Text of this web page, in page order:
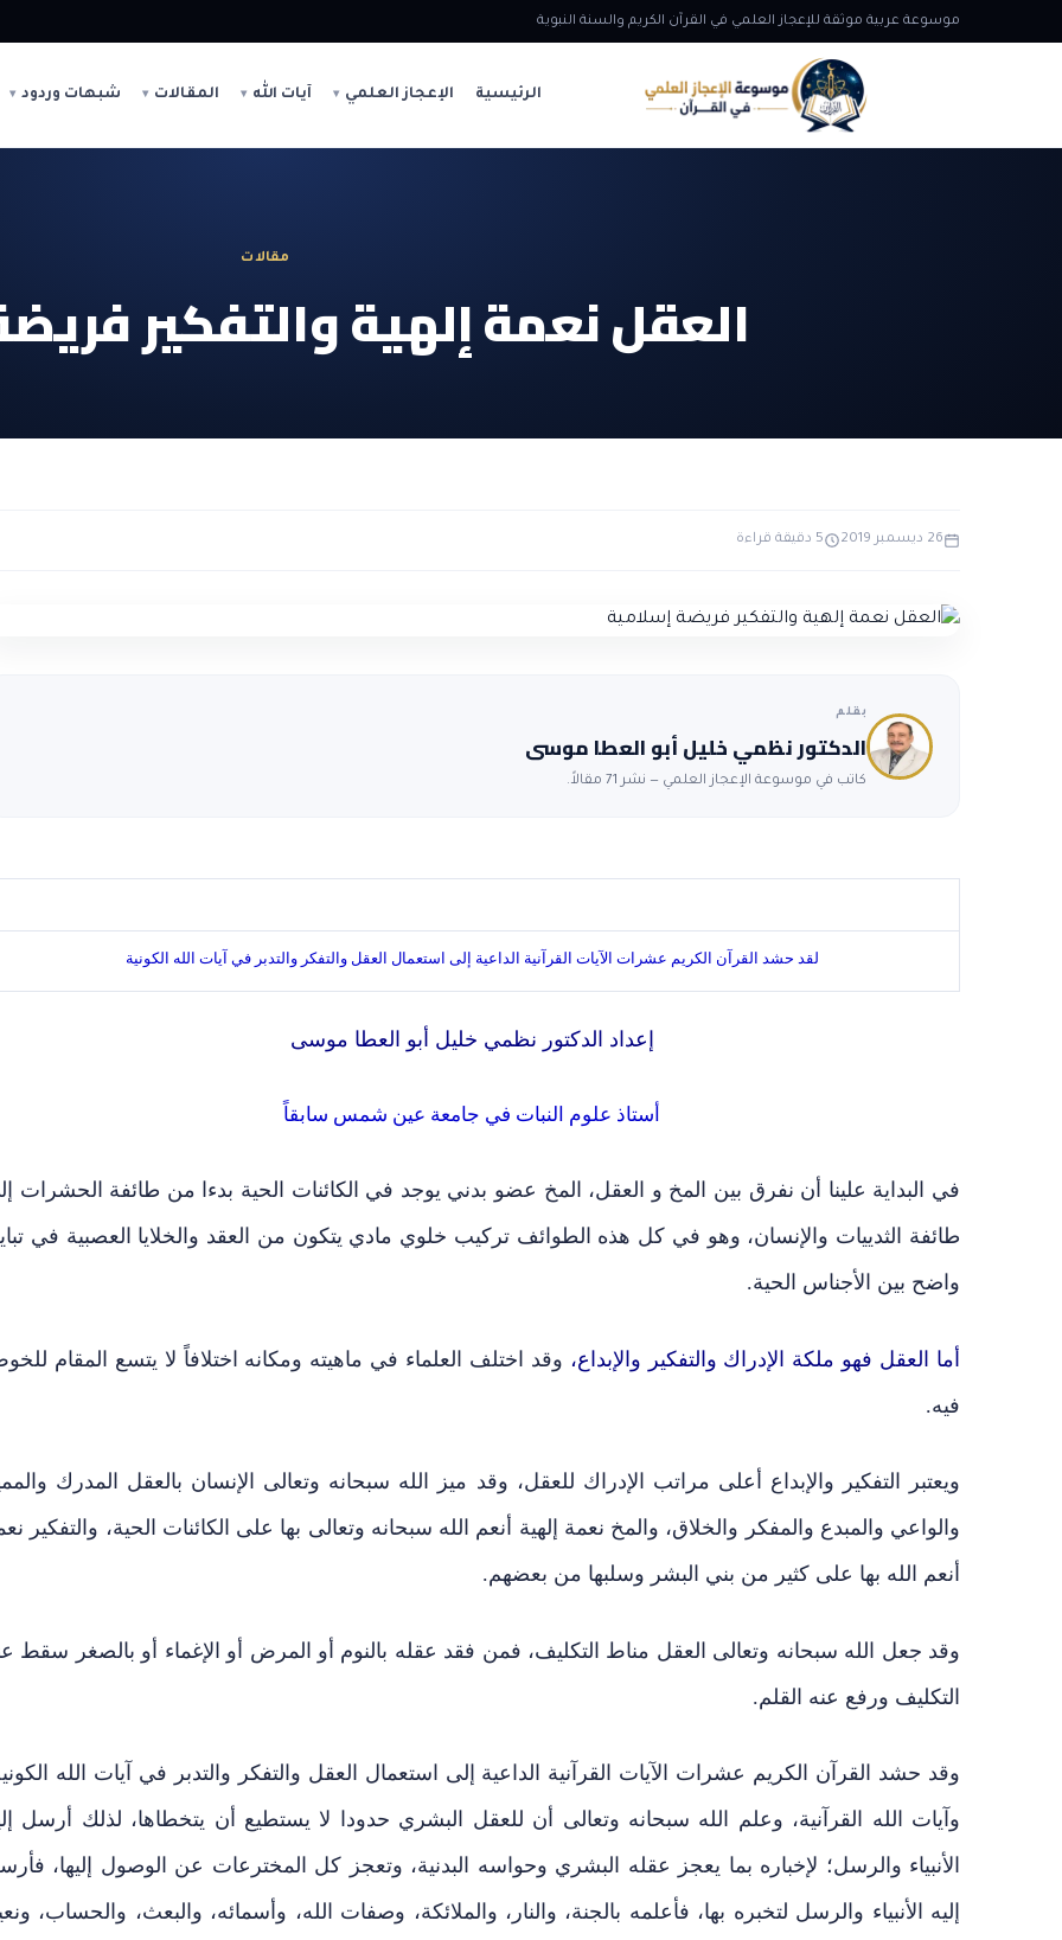
موسوعة عربية موثقة للإعجاز العلمي في القرآن الكريم والسنة النبوية
الرئيسية الإعجاز العلمي آيات الله المقالات شبهات وردود
مقالات
العقل نعمة إلهية والتفكير
26 ديسمبر 2019 5 دقيقة قراءة
بقلم
الدكتور نظمي خليل أبو العطا موسى
كاتب في موسوعة الإعجاز العلمي — نشر 71 مقالاً.
لقد حشد القرآن الكريم عشرات الآيات القرآنية الداعية إلى استعمال العقل والتفكر والتدبر في آيات الله الكونية
إعداد الدكتور نظمي خليل أبو العطا موسى
أستاذ علوم النبات في جامعة عين شمس سابقاً
في البداية علينا أن نفرق بين المخ و العقل، المخ عضو بدني يوجد في الكائنات الحية بدءا من طائفة الحشرات
طائفة الثدييات والإنسان، وهو في كل هذه الطوائف تركيب خلوي مادي يتكون من العقد والخلايا العصبية في
واضح بين الأجناس الحية.
أما العقل فهو ملكة الإدراك والتفكير والإبداع، وقد اختلف العلماء في ماهيته ومكانه اختلافاً لا يتسع المقام
فيه.
ويعتبر التفكير والإبداع أعلى مراتب الإدراك للعقل، وقد ميز الله سبحانه وتعالى الإنسان بالعقل المدرك
والواعي والمبدع والمفكر والخلاق، والمخ نعمة إلهية أنعم الله سبحانه وتعالى بها على الكائنات الحية، والتفكير
أنعم الله بها على كثير من بني البشر وسلبها من بعضهم.
وقد جعل الله سبحانه وتعالى العقل مناط التكليف، فمن فقد عقله بالنوم أو المرض أو الإغماء أو بالصغر سقط
التكليف ورفع عنه القلم.
وقد حشد القرآن الكريم عشرات الآيات القرآنية الداعية إلى استعمال العقل والتفكر والتدبر في آيات الله
وآيات الله القرآنية، وعلم الله سبحانه وتعالى أن للعقل البشري حدودا لا يستطيع أن يتخطاها، لذلك أرسل
الأنبياء والرسل؛ لإخباره بما يعجز عقله البشري وحواسه البدنية، وتعجز كل المخترعات عن الوصول إليها،
إليه الأنبياء والرسل لتخبره بها، فأعلمه بالجنة، والنار، والملائكة، وصفات الله، وأسمائه، والبعث، والحساب،